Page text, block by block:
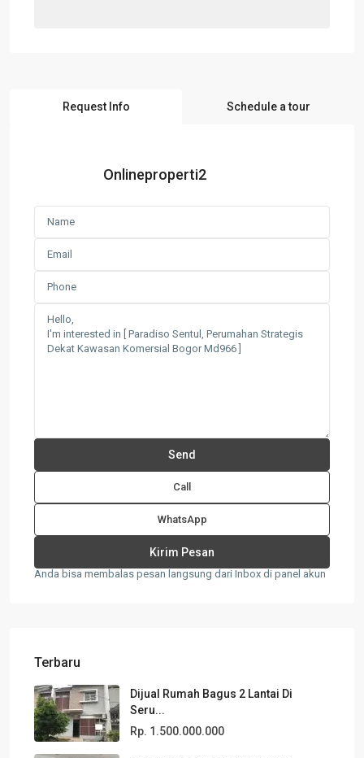
Request Info Schedule a tour
Onlineproperti2
Call
WhatsApp
Anda bisa membalas pesan langsung dari Inbox di panel akun
Terbaru
Dijual Rumah Bagus 2 Lantai Di
Seru...
Rp. 1.500.000.000